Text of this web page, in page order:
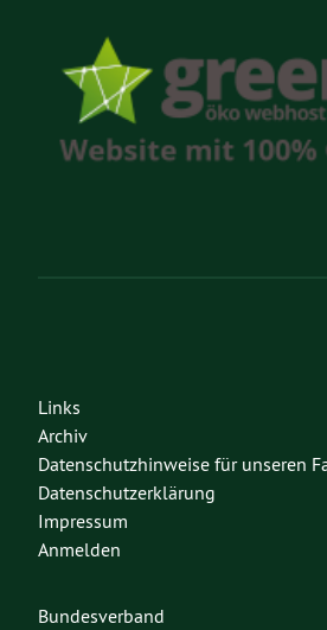
Links
Archiv
Datenschutzhinweise für unseren
Datenschutzerklärung
Impressum
Anmelden
Bundesverband